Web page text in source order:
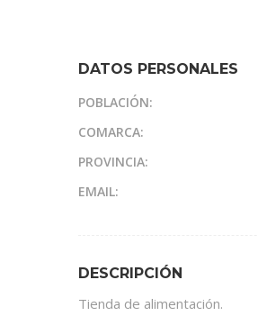
DATOS PERSONALES
POBLACIÓN:
COMARCA:
PROVINCIA:
EMAIL:
DESCRIPCIÓN
Tienda de alimentación.